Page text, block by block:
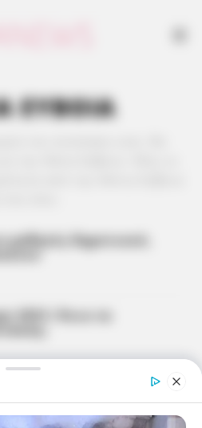
ΕΥΒΟΙΑ
μαθητές δημοτικού,
2021: Ποια τα
Οκτωβρίου 2021: